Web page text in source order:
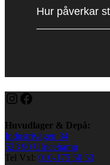
Hur påverkar
Instagram
Facebook
Huvudlager & Depå:
Industrivägen 34
523 90 Ulricehamn
Tel Vxl: 010-175 50 53